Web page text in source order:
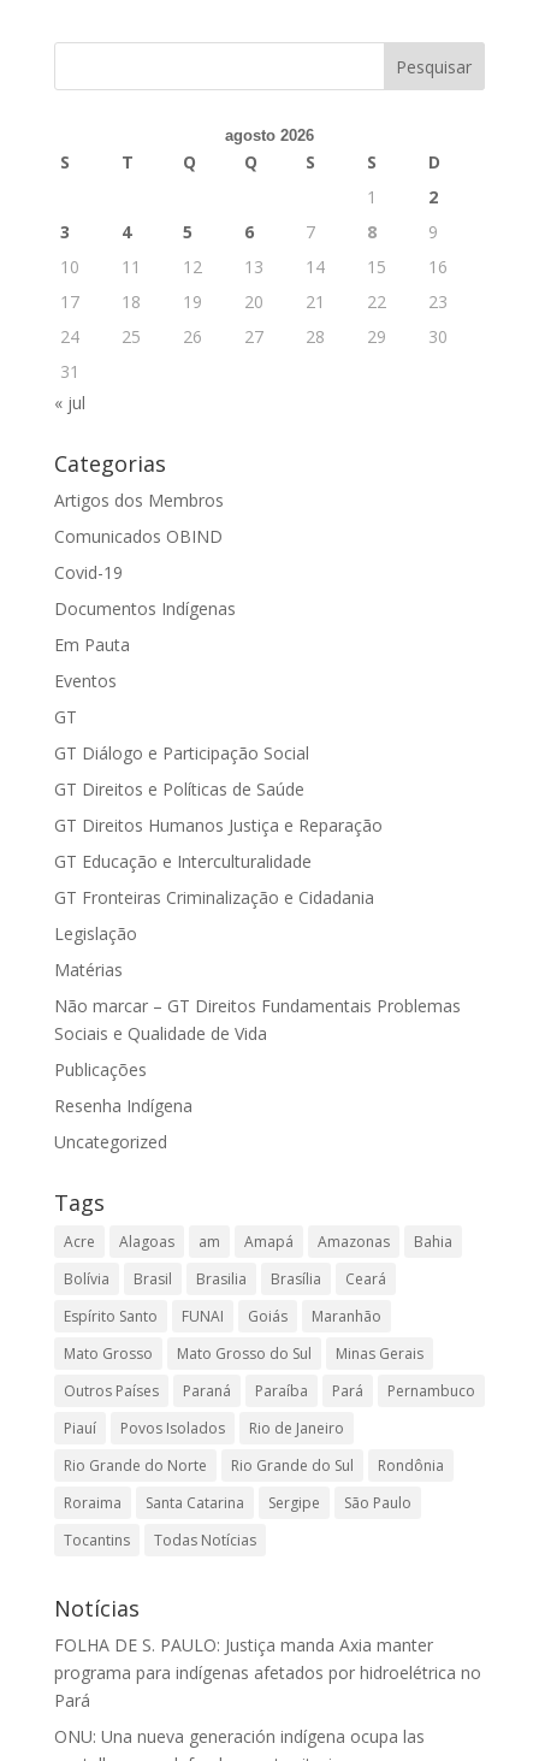
agosto 2026
S T Q Q S S
D
1
2
3
4 5 6 7 8
9
10
11 12 13 14 15
16
17
18 19 20 21 22
23
24
25 26 27 28 29
30
31
« jul
Categorias
Artigos dos Membros
Comunicados OBIND
Covid-19
Documentos Indígenas
Em Pauta
Eventos
GT
GT Diálogo e Participação Social
GT Direitos e Políticas de Saúde
GT Direitos Humanos Justiça e Reparação
GT Educação e Interculturalidade
GT Fronteiras Criminalização e Cidadania
Legislação
Matérias
Não marcar – GT Direitos Fundamentais Problemas
Sociais e Qualidade de Vida
Publicações
Resenha Indígena
Uncategorized
Tags
Acre Alagoas am Amapá Amazonas
Bahia
Bolívia
Brasil Brasilia Brasília
Ceará
Espírito Santo
FUNAI Goiás
Maranhão
Mato Grosso
Mato Grosso do Sul
Minas Gerais
Outros Países
Paraná Paraíba Pará
Pernambuco
Piauí
Povos Isolados
Rio de Janeiro
Rio Grande do Norte
Rio Grande do Sul
Rondônia
Roraima
Santa Catarina Sergipe
São Paulo
Tocantins
Todas Notícias
Notícias
FOLHA DE S. PAULO: Justiça manda Axia manter
programa para indígenas afetados por hidroelétrica no
Pará
ONU: Una nueva generación indígena ocupa las